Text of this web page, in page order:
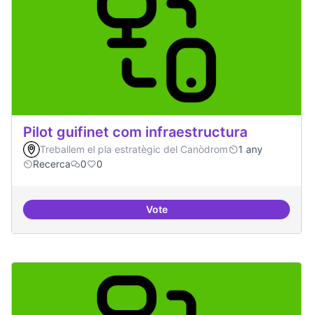
Pilot guifinet com infraestructura
Treballem el pla estratègic del Canòdrom
1 any
Recerca
0 0
VotePilot guifinet com